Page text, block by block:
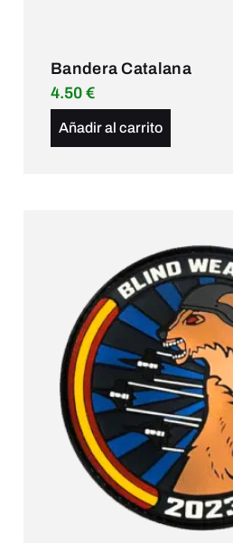
Bandera Catalana
4.50 €
Añadir al carrito